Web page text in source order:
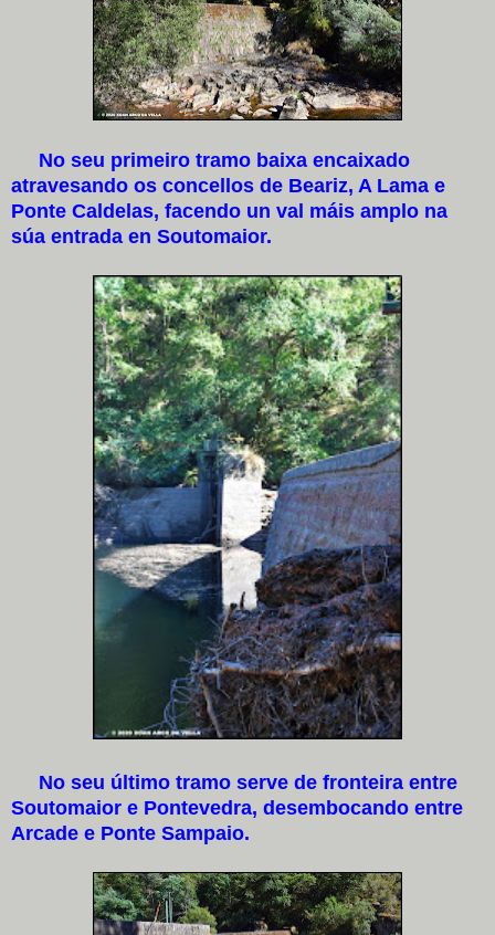
No seu primeiro tramo baixa encaixado
atravesando os concellos de Beariz, A Lama e
Ponte Caldelas, facendo un val máis amplo na
súa entrada en Soutomaior.
No seu último tramo serve de fronteira entre
Soutomaior e Pontevedra, desembocando entre
Arcade e Ponte Sampaio.